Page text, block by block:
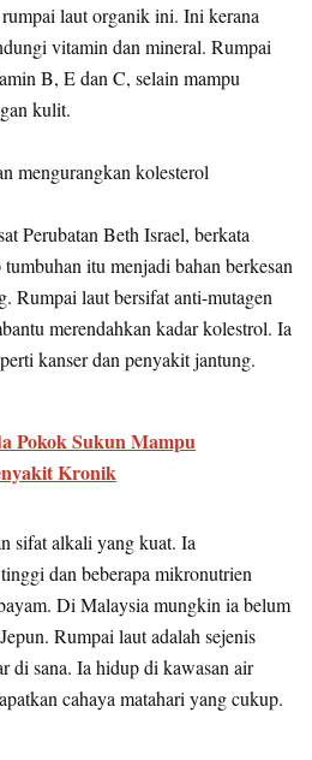
laut organik ini. Ini kerana
vitamin dan mineral. Rumpai
B, E dan C, selain mampu
kulit.
mengurangkan kolesterol
Perubatan Beth Israel, berkata
itu menjadi bahan berkesan
Rumpai laut bersifat anti-mutagen
merendahkan kadar kolestrol. Ia
kanser dan penyakit jantung.
Pokok Sukun Mampu
Kronik
sifat alkali yang kuat. Ia
dan beberapa mikronutrien
Di Malaysia mungkin ia belum
Rumpai laut adalah sejenis
di sana. Ia hidup di kawasan air
cahaya matahari yang cukup.